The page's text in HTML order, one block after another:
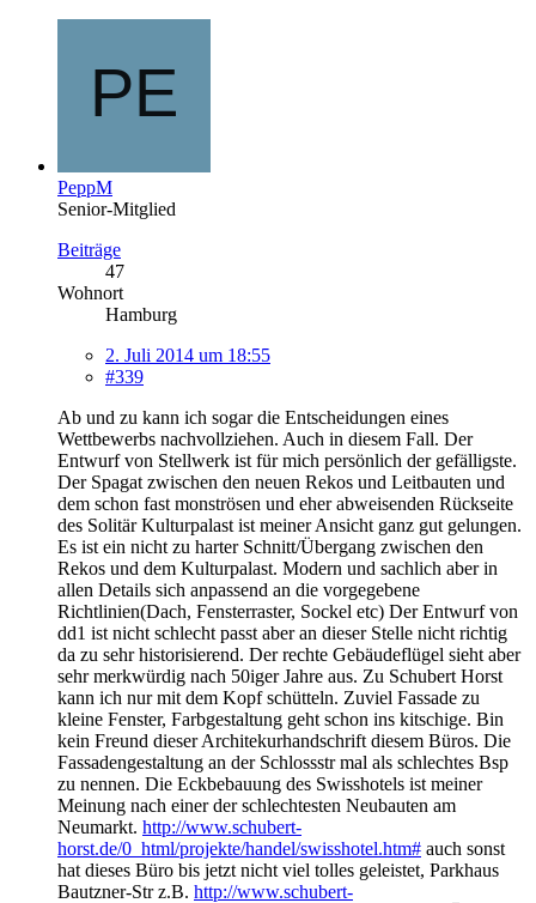
PeppM
Senior-Mitglied
Beiträge
47
Wohnort
Hamburg
2. Juli 2014 um 18:55
#339
Ab und zu kann ich sogar die Entscheidungen eines
Wettbewerbs nachvollziehen. Auch in diesem Fall. Der
Entwurf von Stellwerk ist für mich persönlich der gefälligste.
Der Spagat zwischen den neuen Rekos und Leitbauten und
dem schon fast monströsen und eher abweisenden Rückseite
des Solitär Kulturpalast ist meiner Ansicht ganz gut gelungen.
Es ist ein nicht zu harter Schnitt/Übergang zwischen den
Rekos und dem Kulturpalast. Modern und sachlich aber in
allen Details sich anpassend an die vorgegebene
Richtlinien(Dach, Fensterraster, Sockel etc) Der Entwurf von
dd1 ist nicht schlecht passt aber an dieser Stelle nicht richtig
da zu sehr historisierend. Der rechte Gebäudeflügel sieht aber
sehr merkwürdig nach 50iger Jahre aus. Zu Schubert Horst
kann ich nur mit dem Kopf schütteln. Zuviel Fassade zu
kleine Fenster, Farbgestaltung geht schon ins kitschige. Bin
kein Freund dieser Architekurhandschrift diesem Büros. Die
Fassadengestaltung an der Schlossstr mal als schlechtes Bsp
zu nennen. Die Eckbebauung des Swisshotels ist meiner
Meinung nach einer der schlechtesten Neubauten am
Neumarkt. http://www.schubert-
horst.de/0_html/projekte/handel/swisshotel.htm# auch sonst
hat dieses Büro bis jetzt nicht viel tolles geleistet, Parkhaus
Bautzner-Str z.B. http://www.schubert-